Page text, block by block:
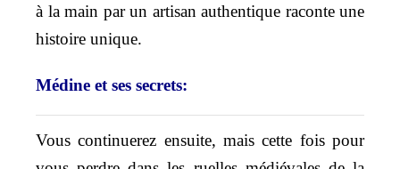
à la main par un artisan authentique raconte une
histoire unique.
Médine et ses secrets:
Vous continuerez ensuite, mais cette fois pour